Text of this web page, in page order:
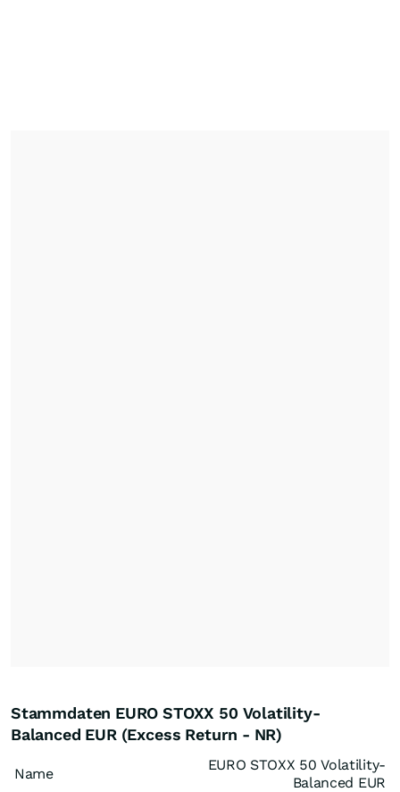
Stammdaten EURO STOXX 50 Volatility-
Balanced EUR (Excess Return - NR)
Name
EURO STOXX 50 Volatility-
Balanced EUR